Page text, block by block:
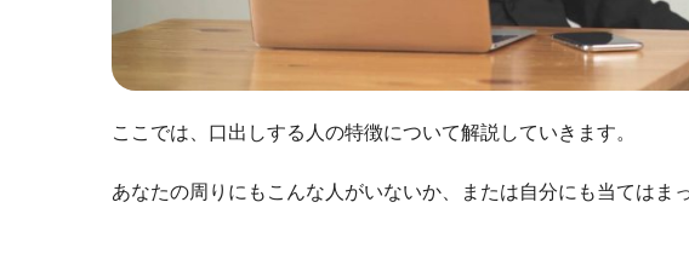
ここでは、口出しする人の特徴について解説していきます。
あなたの周りにもこんな人がいないか、または自分にも当てはま